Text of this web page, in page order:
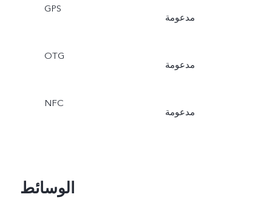
GPS
مدعومة
OTG
مدعومة
NFC
مدعومة
الوسائط